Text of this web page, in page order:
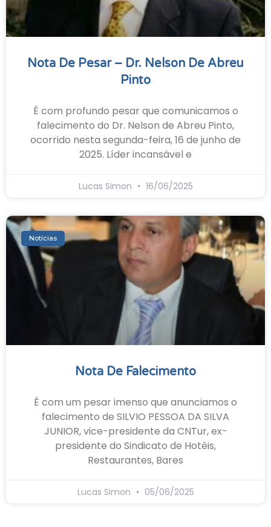
Nota De Pesar – Dr. Nelson De Abreu
Pinto
É com profundo pesar que comunicamos o
falecimento do Dr. Nelson de Abreu Pinto,
ocorrido nesta segunda-feira, 16 de junho de
2025. Líder incansável e
Lucas Simon 16/06/2025
Notícias
Nota De Falecimento
É com um pesar imenso que anunciamos o
falecimento de SILVIO PESSOA DA SILVA
JUNIOR, vice-presidente da CNTur, ex-
presidente do Sindicato de Hotéis,
Restaurantes, Bares
Lucas Simon 05/06/2025